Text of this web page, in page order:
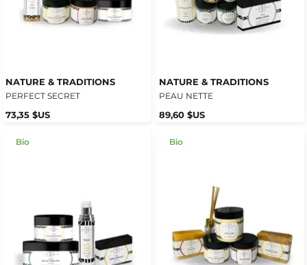
NATURE & TRADITIONS
PERFECT SECRET
73,35 $US
NATURE & TRADITIONS
PEAU NETTE
89,60 $US
Bio Bio